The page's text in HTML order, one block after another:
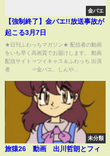
金バエ
【強制終了】金バエ!!放送事故が
起こる3月7日
★日刊ふわっちマガジン★ 配信者の動画
をいち早く高画質でお届けします。 動画
配信サイト⇒ツイキャス＆ふわっち 出演
者 ⇒金バエ、しんや...
未分類
旅猿26 動画 出川哲朗とフィ